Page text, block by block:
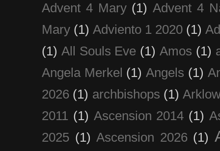
Advent 4 Mary (1) Advent 4
Mary (1) Adviento 1 2020 (1)
(1) All Souls Eve (1) Amos (1)
Angela Merkel (1) Angels (1)
2026 (1) archbishops (1)
2011 (1) Ascension 2014 (1)
2025 (1) Ascension 2026 (1)